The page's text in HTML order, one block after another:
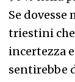
Se
triestini
incertezza
sentirebbe